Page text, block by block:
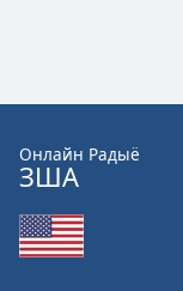
Онлайн Радыё
ЗША